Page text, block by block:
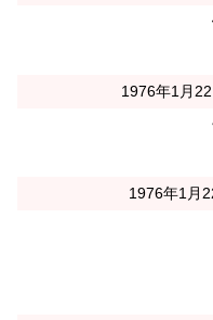
1976年1月
1976年1月